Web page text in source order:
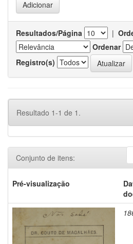
Resultados/Página |
Ordenar
Registro(s)
Resultado 1-1 de 1.
Conjunto de itens:
Pré-visualização